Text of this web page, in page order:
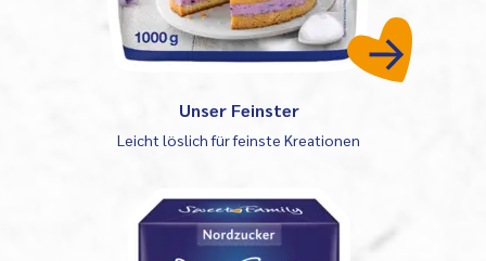
Unser Feinster
Leicht löslich für feinste Kreationen